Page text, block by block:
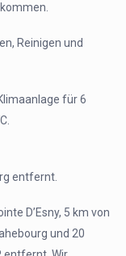
Reinigen und
für 6
entfernt.
D’Esny, 5 km von
und 20